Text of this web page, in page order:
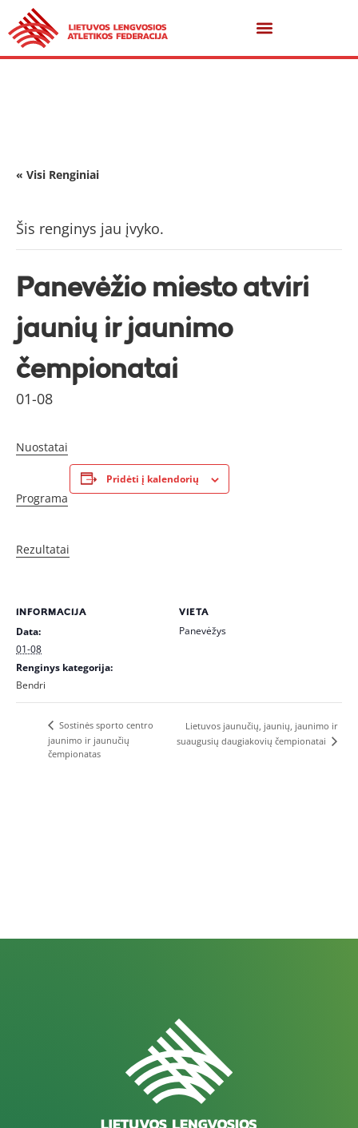
« Visi Renginiai
Šis renginys jau įvyko.
Panevėžio miesto atviri
jaunių ir jaunimo
čempionatai
01-08
Nuostatai
Programa
Rezultatai
Pridėti į kalendorių
INFORMACIJA
Data:
01-08
Renginys kategorija:
Bendri
VIETA
Panevėžys
Sostinės sporto centro
jaunimo ir jaunučių
čempionatas
Lietuvos jaunučių, jaunių, jaunimo ir
suaugusių daugiakovių čempionatai